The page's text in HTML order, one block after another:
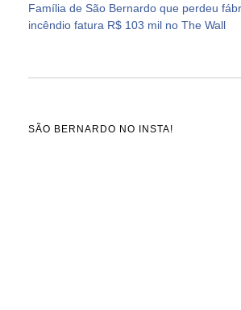
Família de São Bernardo que perdeu
incêndio fatura R$ 103 mil no The Wall
SÃO BERNARDO NO INSTA!